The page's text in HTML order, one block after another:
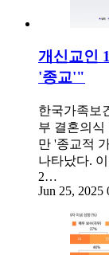
개신교인
'종교'"
한국가족보
부 결혼의식
만 '종교적
나타났다.
2…
Jun 25, 2025